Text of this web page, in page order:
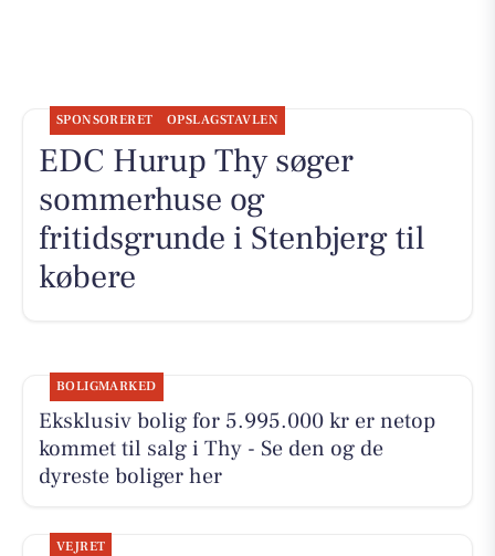
SPONSORERET OPSLAGSTAVLEN
EDC Hurup Thy søger
sommerhuse og
fritidsgrunde i Stenbjerg til
købere
BOLIGMARKED
Eksklusiv bolig for 5.995.000 kr er netop
kommet til salg i Thy - Se den og de
dyreste boliger her
VEJRET